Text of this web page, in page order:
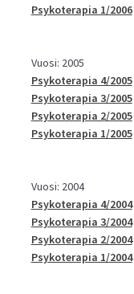
Psykoterapia 1/2006
Vuosi: 2005
Psykoterapia 4/2005
Psykoterapia 3/2005
Psykoterapia 2/2005
Psykoterapia 1/2005
Vuosi: 2004
Psykoterapia 4/2004
Psykoterapia 3/2004
Psykoterapia 2/2004
Psykoterapia 1/2004